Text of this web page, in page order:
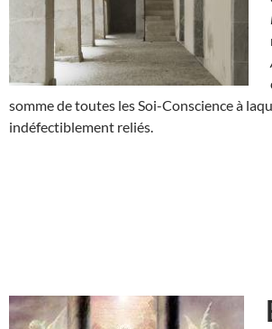
somme de toutes les Soi-Conscience à
indéfectiblement reliés.